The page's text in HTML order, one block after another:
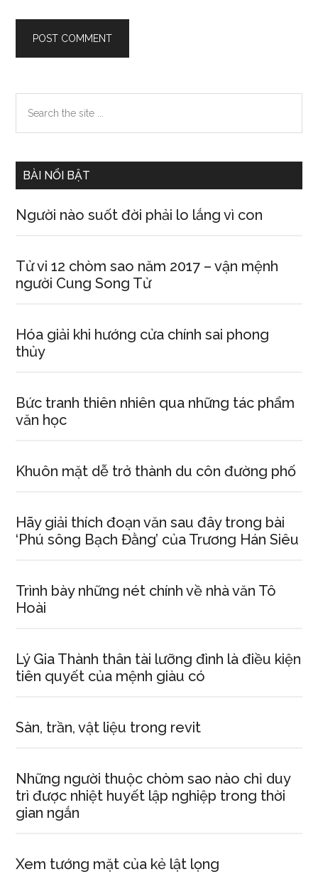
Primary
Sidebar
the
BÀI NỔI BẬT
Người nào suốt đời phải lo lắng vì con
Tử vi 12 chòm sao năm 2017 – vận mệnh
người Cung Song Tử
Hóa giải khi hướng cửa chính sai phong
thủy
Bức tranh thiên nhiên qua những tác phẩm
văn học
Khuôn mặt dễ trở thành du côn đường phố
Hãy giải thích đoạn văn sau đây trong bài
‘Phú sông Bạch Đằng’ của Trương Hán Siêu
Trình bày những nét chính về nhà văn Tô
Hoài
Lý Gia Thành thân tài lưỡng đình là điều kiện
tiên quyết của mệnh giàu có
Sàn, trần, vật liệu trong revit
Những người thuộc chòm sao nào chỉ duy
trì được nhiệt huyết lập nghiệp trong thời
gian ngắn
Xem tướng mặt của kẻ lật lọng